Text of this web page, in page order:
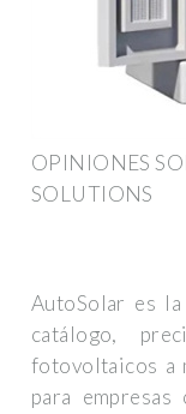
OPINIONES
SOLUTIONS
AutoSolar es
catálogo,
fotovoltaicos a
para